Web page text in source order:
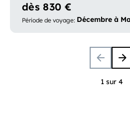
dès 830 €
Période de voyage: Décembre à
1 sur 4